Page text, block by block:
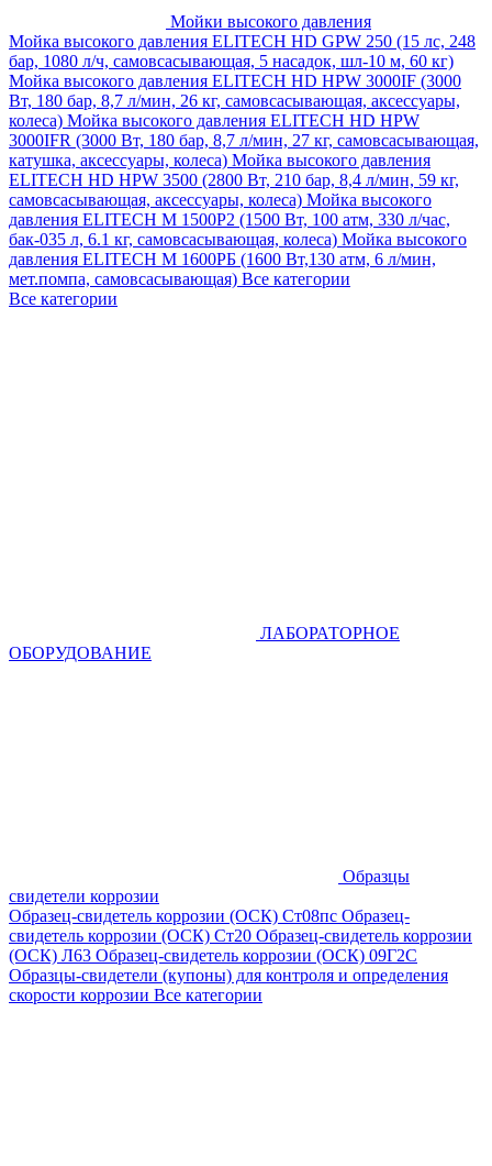
Мойки высокого давления
Мойка высокого давления ELITECH HD GPW 250 (15 лс, 248
бар, 1080 л/ч, самовсасывающая, 5 насадок, шл-10 м, 60 кг)
Мойка высокого давления ELITECH HD HPW 3000IF (3000
Вт, 180 бар, 8,7 л/мин, 26 кг, самовсасывающая, аксессуары,
колеса) Мойка высокого давления ELITECH HD HPW
3000IFR (3000 Вт, 180 бар, 8,7 л/мин, 27 кг, самовсасывающая,
катушка, аксессуары, колеса) Мойка высокого давления
ELITECH HD HPW 3500 (2800 Вт, 210 бар, 8,4 л/мин, 59 кг,
самовсасывающая, аксессуары, колеса) Мойка высокого
давления ELITECH M 1500P2 (1500 Вт, 100 атм, 330 л/час,
бак-035 л, 6.1 кг, самовсасывающая, колеса) Мойка высокого
давления ELITECH М 1600РБ (1600 Вт,130 атм, 6 л/мин,
мет.помпа, самовсасывающая) Все категории
Все категории
ЛАБОРАТОРНОЕ
ОБОРУДОВАНИЕ
Образцы
свидетели коррозии
Образец-свидетель коррозии (ОСК) Ст08пс Образец-
свидетель коррозии (ОСК) Ст20 Образец-свидетель коррозии
(ОСК) Л63 Образец-свидетель коррозии (ОСК) 09Г2С
Образцы-свидетели (купоны) для контроля и определения
скорости коррозии Все категории